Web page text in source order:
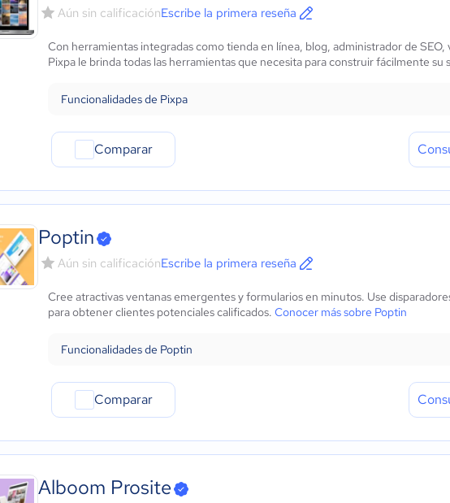
Aún sin calificaciónEscribe la primera reseña
Con herramientas integradas como tienda en línea, blog, administrador de
Pixpa le brinda todas las herramientas que necesita para construir fácilmente su
Funcionalidades de Pixpa
Comparar
Poptin
Aún sin calificaciónEscribe la primera reseña
Cree atractivas ventanas emergentes y formularios en minutos. Use
para obtener clientes potenciales calificados. Conocer más sobre Poptin
Funcionalidades de Poptin
Comparar
Alboom Prosite